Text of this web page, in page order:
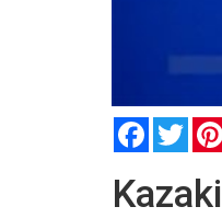
Facebook